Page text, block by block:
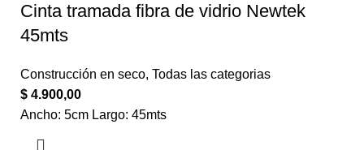
Cinta tramada fibra de vidrio Newtek
45mts
Construcción en seco, Todas las categorias
$ 4.900,00
Ancho: 5cm Largo: 45mts